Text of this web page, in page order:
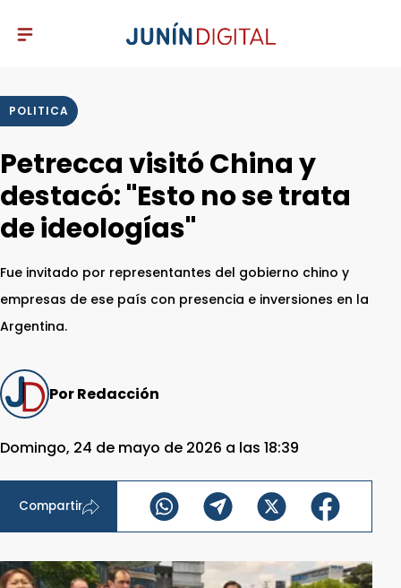
POLITICA
Petrecca visitó China y
destacó: "Esto no se trata
de ideologías"
Fue invitado por representantes del gobierno chino y
empresas de ese país con presencia e inversiones en la
Argentina.
Por Redacción
Domingo, 24 de mayo de 2026 a las 18:39
Compartir